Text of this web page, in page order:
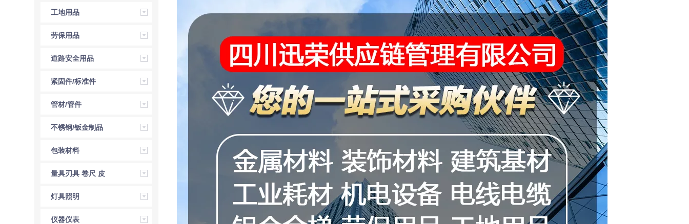
压工具
工地用品
劳保用品
道路安全用品
紧固件/标准件
管材/管件
不锈钢/钣金制品
包装材料
量具刃具 卷尺 皮
尺 角尺 直尺
灯具照明
仪器仪表